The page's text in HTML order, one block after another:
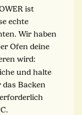
ist
echte
Wir haben
Ofen deine
wird:
und halte
Backen